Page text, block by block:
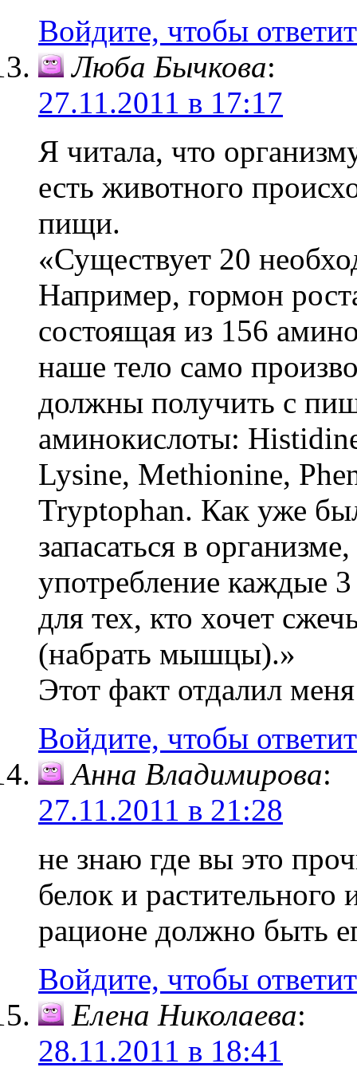
Войдите, чтобы
Люба Бычкова:
27.11.2011 в 17:17
Я читала, что
есть животного
пищи.
«Существует 20
Например, гормон
состоящая из 156
наше тело само
должны получить с
аминокислоты:
Lysine, Methionine,
Tryptophan. Как уже
запасаться в
употребление каждые
для тех, кто хочет
(набрать мышцы).»
Этот факт отдалил
Войдите, чтобы
Анна Владимирова:
27.11.2011 в 21:28
не знаю где вы это
белок и
рационе должно быть
Войдите, чтобы
Елена Николаева:
28.11.2011 в 18:41